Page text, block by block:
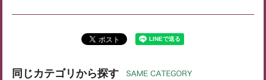
同じカテゴリから探す